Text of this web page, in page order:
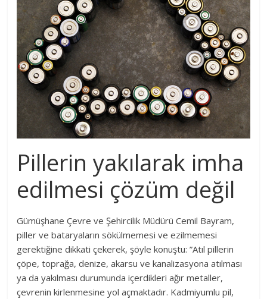
Pillerin yakılarak imha
edilmesi çözüm değil
Gümüşhane Çevre ve Şehircilik Müdürü Cemil Bayram,
piller ve bataryaların sökülmemesi ve ezilmemesi
gerektiğine dikkati çekerek, şöyle konuştu: ”Atıl pillerin
çöpe, toprağa, denize, akarsu ve kanalizasyona atılması
ya da yakılması durumunda içerdikleri ağır metaller,
çevrenin kirlenmesine yol açmaktadır. Kadmiyumlu pil,